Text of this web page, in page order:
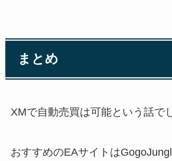
まとめ
XMで自動売買は可能という話で
おすすめのEAサイトは